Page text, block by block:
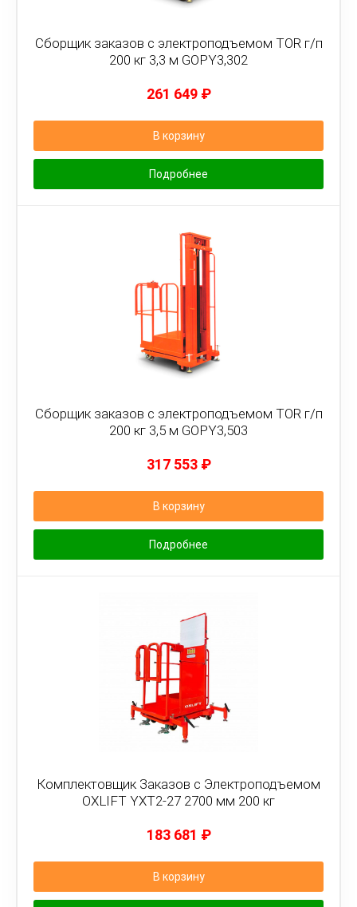
Сборщик заказов с электроподъемом TOR г/п
200 кг 3,3 м GOPY3,302
261 649 ₽
В корзину
Подробнее
Сборщик заказов с электроподъемом TOR г/п
200 кг 3,5 м GOPY3,503
317 553 ₽
В корзину
Подробнее
Комплектовщик Заказов с Электроподъемом
OXLIFT YXT2-27 2700 мм 200 кг
183 681 ₽
В корзину